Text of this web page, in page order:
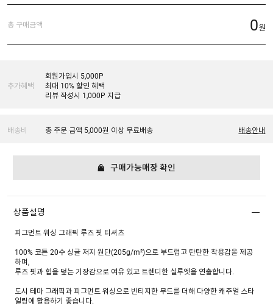
총 구매금액 0원
추가혜택
회원가입시 5,000P
최대 10% 할인 혜택
리뷰 작성시 1,000P 지급
배송비 총 주문 금액 5,000원 이상 무료배송 배송안내
구매가능매장 확인
상품설명
피그먼트 워싱 그래픽 루즈 핏 티셔츠
100% 코튼 20수 싱글 저지 원단(205g/m²)으로 부드럽고 탄탄한 착용감을 제공
하며,
루즈 핏과 힙을 덮는 기장감으로 여유 있고 트렌디한 실루엣을 연출합니다.
도시 테마 그래픽과 피그먼트 워싱으로 빈티지한 무드를 더해 다양한 캐주얼 스타
일링에 활용하기 좋습니다.